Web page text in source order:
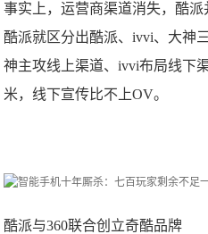
事实上，运营商渠道消失，酷派
酷派就区分出酷派、ivvi、大神
神主攻线上渠道、ivvi布局线下
米，线下宣传比不上OV。
酷派与360联合创立奇酷品牌